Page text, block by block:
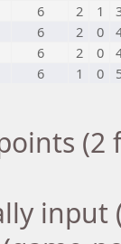
6 2 1
6 2 0
6 2 0
6 1 0
input